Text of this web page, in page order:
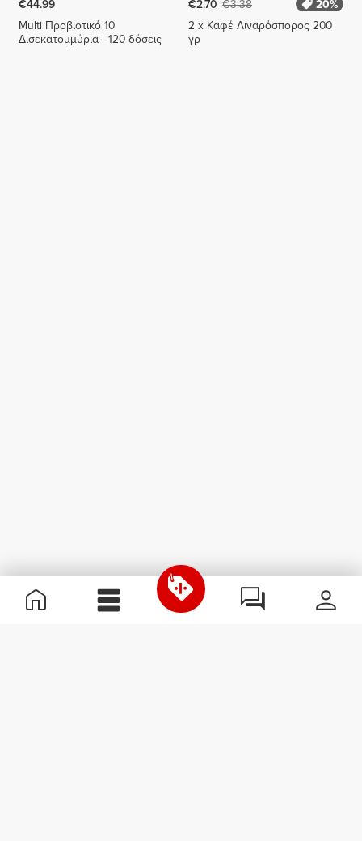
€44.99
Multi Προβιοτικό 10
Δισεκατομμύρια - 120 δόσεις
€2.70 €3.38
20%
2 x Καφέ Λιναρόσπορος 200
γρ